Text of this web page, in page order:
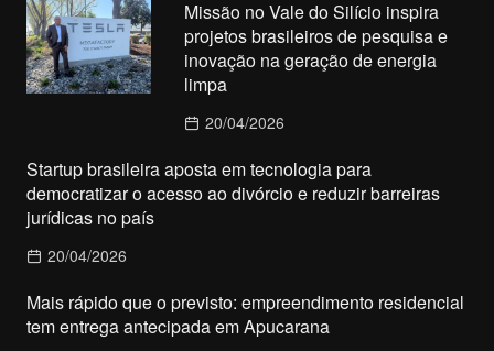
Missão no Vale do Silício inspira
projetos brasileiros de pesquisa e
inovação na geração de energia
limpa
20/04/2026
Startup brasileira aposta em tecnologia para
democratizar o acesso ao divórcio e reduzir barreiras
jurídicas no país
20/04/2026
Mais rápido que o previsto: empreendimento residencial
tem entrega antecipada em Apucarana